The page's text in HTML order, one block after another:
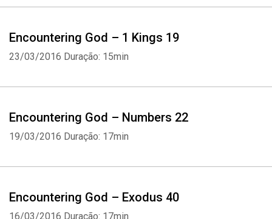
Encountering God – 1 Kings 19
23/03/2016 Duração: 15min
Encountering God – Numbers 22
19/03/2016 Duração: 17min
Encountering God – Exodus 40
16/03/2016 Duração: 17min